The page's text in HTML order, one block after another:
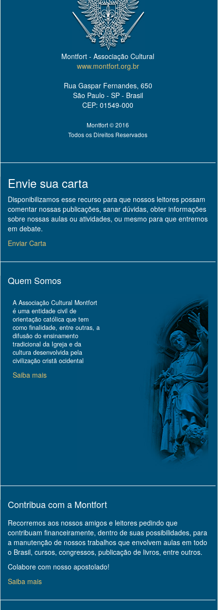
Montfort - Associação Cultural
www.montfort.org.br
Rua Gaspar Fernandes, 650
São Paulo - SP - Brasil
CEP: 01549-000
Montfort © 2016
Todos os Direitos Reservados
Envie sua carta
Disponibilizamos esse recurso para que nossos leitores possam
comentar nossas publicações, sanar dúvidas, obter informações
sobre nossas aulas ou atividades, ou mesmo para que entremos
em debate.
Enviar Carta
Quem Somos
A Associação Cultural Montfort
é uma entidade civil de
orientação católica que tem
como finalidade, entre outras, a
difusão do ensinamento
tradicional da Igreja e da
cultura desenvolvida pela
civilização cristã ocidental
Saiba mais
Contribua com a Montfort
Recorremos aos nossos amigos e leitores pedindo que
contribuam financeiramente, dentro de suas possibilidades, para
a manutenção de nossos trabalhos que envolvem aulas em todo
o Brasil, cursos, congressos, publicação de livros, entre outros.
Colabore com nosso apostolado!
Saiba mais